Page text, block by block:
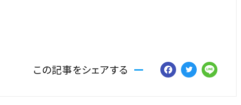
この記事をシェアする Facebook
Twitter